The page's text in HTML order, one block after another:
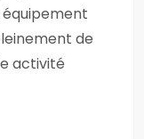
équipement
de
activité